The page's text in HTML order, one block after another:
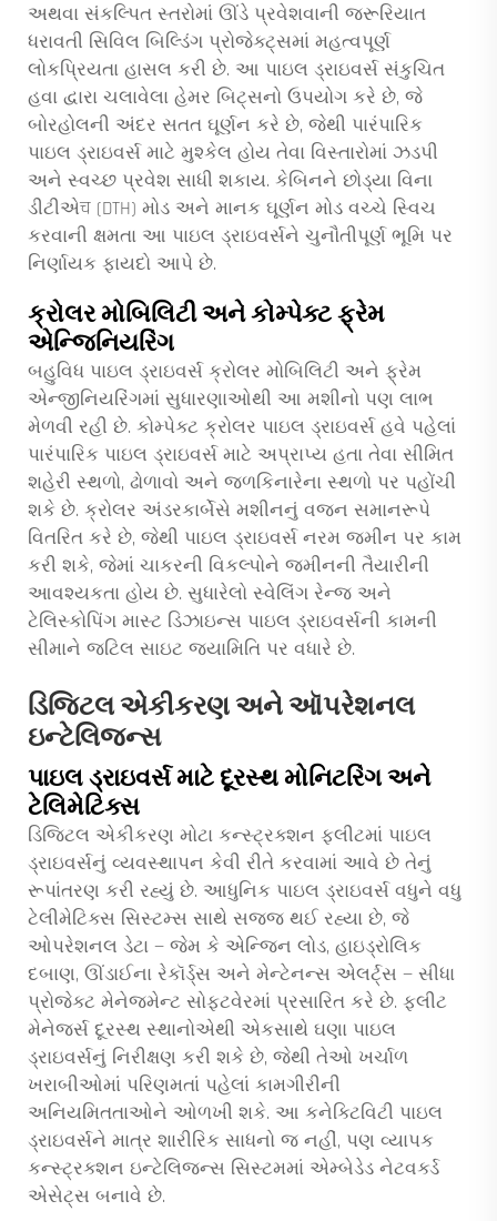
અથવા સંકલ્પિત સ્તરોમાં ઊંડે પ્રવેશવાની જરૂરિયાત
ધરાવતી સિવિલ બિલ્ડિંગ પ્રોજેક્ટ્સમાં મહત્વપૂર્ણ
લોકપ્રિયતા હાસલ કરી છે. આ પાઇલ ડ્રાઇવર્સ સંકુચિત
હવા દ્વારા ચલાવેલા હેમર બિટ્સનો ઉપયોગ કરે છે, જે
બોરહોલની અંદર સતત ઘૂર્ણન કરે છે, જેથી પારંપારિક
પાઇલ ડ્રાઇવર્સ માટે મુશ્કેલ હોય તેવા વિસ્તારોમાં ઝડપી
અને સ્વચ્છ પ્રવેશ સાધી શકાય. કેબિનને છોડ્યા વિના
ડીટીએच (DTH) મોડ અને માનક ઘૂર્ણન મોડ વચ્ચે સ્વિચ
કરવાની ક્ષમતા આ પાઇલ ડ્રાઇવર્સને ચુનૌતીપૂર્ણ ભૂમિ પર
નિર્ણાયક ફાયદો આપે છે.
ક્રોલર મોબિલિટી અને કોમ્પેક્ટ ફ્રેમ
એન્જિનિયરિંગ
બહુવિધ પાઇલ ડ્રાઇવર્સક્રોલર મોબિલિટી અને ફ્રેમ
એન્જીનિયરિંગમાં સુધારણાઓથી આ મશીનો પણ લાભ
મેળવી રહી છે. કોમ્પેક્ટ ક્રોલર પાઇલ ડ્રાઇવર્સ હવે પહેલાં
પારંપારિક પાઇલ ડ્રાઇવર્સ માટે અપ્રાપ્ય હતા તેવા સીમિત
શહેરી સ્થળો, ઢોળાવો અને જળકિનારેના સ્થળો પર પહોંચી
શકે છે. ક્રોલર અંડરકાર્બેસે મશીનનું વજન સમાનરૂપે
વિતરિત કરે છે, જેથી પાઇલ ડ્રાઇવર્સ નરમ જમીન પર કામ
કરી શકે, જેમાં ચાકરની વિકલ્પોને જમીનની તૈયારીની
આવશ્યકતા હોય છે. સુધારેલો સ્વેલિંગ રેન્જ અને
ટેલિસ્કોપિંગ માસ્ટ ડિઝાઇન્સ પાઇલ ડ્રાઇવર્સની કામની
સીમાને જટિલ સાઇટ જ્યામિતિ પર વધારે છે.
ડિજિટલ એકીકરણ અને ઑપરેશનલ
ઇન્ટેલિજન્સ
પાઇલ ડ્રાઇવર્સ માટે દૂરસ્થ મોનિટરિંગ અને
ટેલિમેટિક્સ
ડિજિટલ એકીકરણ મોટા કન્સ્ટ્રક્શન ફ્લીટમાં પાઇલ
ડ્રાઇવર્સનું વ્યવસ્થાપન કેવી રીતે કરવામાં આવે છે તેનું
રૂપાંતરણ કરી રહ્યું છે. આધુનિક પાઇલ ડ્રાઇવર્સ વધુને વધુ
ટેલીમેટિક્સ સિસ્ટમ્સ સાથે સજ્જ થઈ રહ્યા છે, જે
ઓપરેશનલ ડેટા — જેમ કે એન્જિન લોડ, હાઇડ્રોલિક
દબાણ, ઊંડાઈના રેકૉર્ડ્સ અને મેન્ટેનન્સ એલર્ટ્સ — સીધા
પ્રોજેક્ટ મેનેજમેન્ટ સોફ્ટવેરમાં પ્રસારિત કરે છે. ફ્લીટ
મેનેજર્સ દૂરસ્થ સ્થાનોએથી એકસાથે ઘણા પાઇલ
ડ્રાઇવર્સનું નિરીક્ષણ કરી શકે છે, જેથી તેઓ ખર્ચાળ
ખરાબીઓમાં પરિણમતાં પહેલાં કામગીરીની
અનિયમિતતાઓને ઓળખી શકે. આ કનેક્ટિવિટી પાઇલ
ડ્રાઇવર્સને માત્ર શારીરિક સાધનો જ નહીં, પણ વ્યાપક
કન્સ્ટ્રક્શન ઇન્ટેલિજન્સ સિસ્ટમમાં એમ્બેડેડ નેટવર્ક્ડ
એસેટ્સ બનાવે છે.